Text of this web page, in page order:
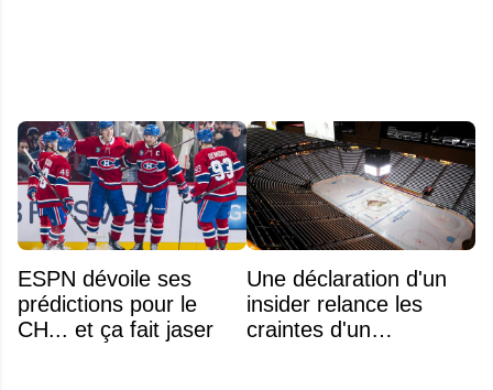
ESPN dévoile ses
prédictions pour le
CH... et ça fait jaser
Une déclaration d'un
insider relance les
craintes d'un